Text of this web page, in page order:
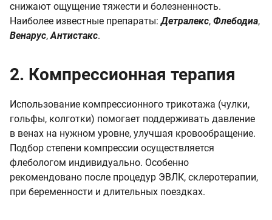
снижают ощущение тяжести и болезненность.
Наиболее известные препараты:Детралекс, Флебодиа,
Венарус,Антистакс.
2. Компрессионная терапия
Использование компрессионного трикотажа (чулки,
гольфы, колготки) помогает поддерживать давление
в венах на нужном уровне, улучшая кровообращение.
Подбор степени компрессии осуществляется
флебологом индивидуально. Особенно
рекомендовано после процедур ЭВЛК, склеротерапии,
при беременности и длительных поездках.